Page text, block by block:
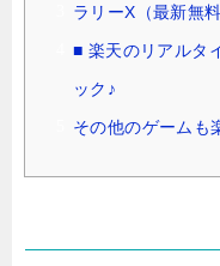
ラリーX（最新無
■ 楽天のリアルタ
ック♪
その他のゲームも